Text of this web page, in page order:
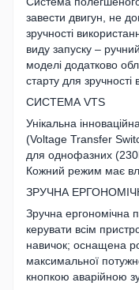
завести двигун, не
зручності
виду запуску –
моделі додатково
старту для зручності
СИСТЕМА VTS
Унікальна
(Voltage Transfer
для однофазних
Кожний режим має
ЗРУЧНА
Зручна ергономічна
керувати всім
навичок; оснащена
максимальної
кнопкою аварійною